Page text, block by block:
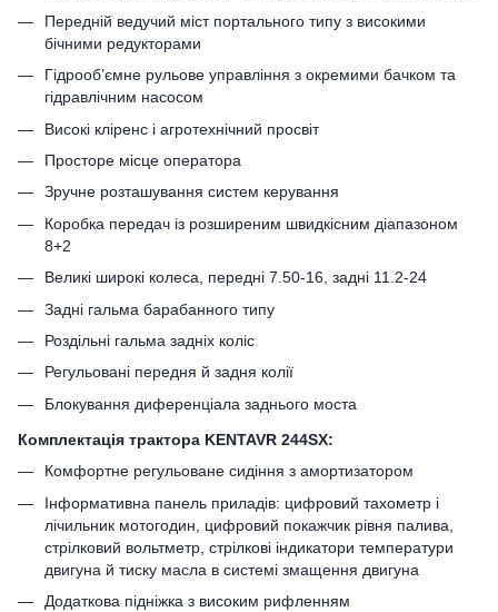
Передній ведучий міст портального типу з високими
бічними редукторами
Гідрооб’ємне рульове управління з окремими бачком та
гідравлічним насосом
Високі кліренс і агротехнічний просвіт
Просторе місце оператора
Зручне розташування систем керування
Коробка передач із розширеним швидкісним діапазоном
8+2
Великі широкі колеса, передні 7.50-16, задні 11.2-24
Задні гальма барабанного типу
Роздільні гальма задніх коліс
Регульовані передня й задня колії
Блокування диференціала заднього моста
Комплектація трактора KENTAVR 244SX:
Комфортне регульоване сидіння з амортизатором
Інформативна панель приладів: цифровий тахометр і
лічильник мотогодин, цифровий покажчик рівня палива,
стрілковий вольтметр, стрілкові індикатори температури
двигуна й тиску масла в системі змащення двигуна
Додаткова підніжка з високим рифленням